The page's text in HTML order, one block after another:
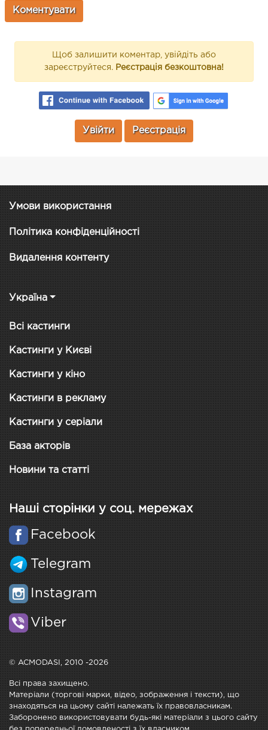
Щоб залишити коментар, увійдіть або
зареєструйтеся. Реєстрація безкоштовна!
Увійти Реєстрація
Умови використання
Політика конфіденційності
Видалення контенту
Україна
Всі кастинги
Кастинги у Києві
Кастинги у кіно
Кастинги в рекламу
Кастинги у серіали
База акторів
Новини та статті
Наші сторінки у соц. мережах
Facebook
Telegram
Instagram
Viber
© ACMODASI, 2010 -2026
Всі права захищено.
Матеріали (торгові марки, відео, зображення і тексти), що
знаходяться на цьому сайті належать їх правовласникам.
Заборонено використовувати будь-які матеріали з цього сайту